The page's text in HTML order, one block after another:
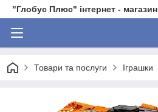
"Глобус Плюс" інтернет - магазин
Товари та послуги Іграшки